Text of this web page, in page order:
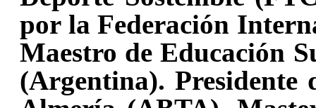
por la Federación
Maestro de Educación
(Argentina). Presidente